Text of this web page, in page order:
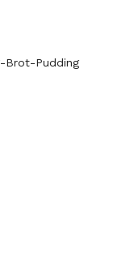
Brot-Pudding